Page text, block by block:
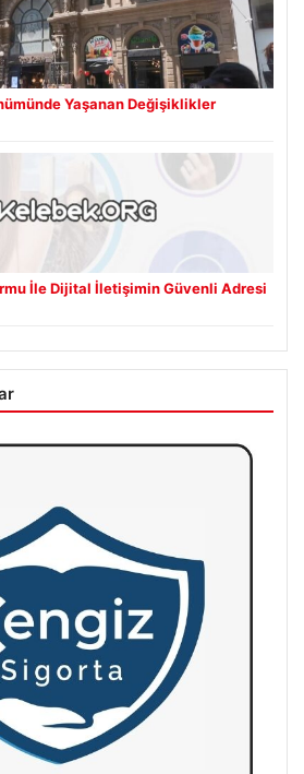
Yaşanan Değişiklikler
İle Dijital İletişimin Güvenli Adresi